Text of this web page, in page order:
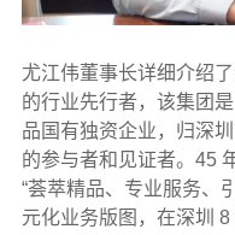
尤江伟董事长详细介绍
的行业先行者，该集团
品国有独资企业，归深
的参与者和见证者。45
“荟萃精品、专业服务、
元化业务版图，在深圳